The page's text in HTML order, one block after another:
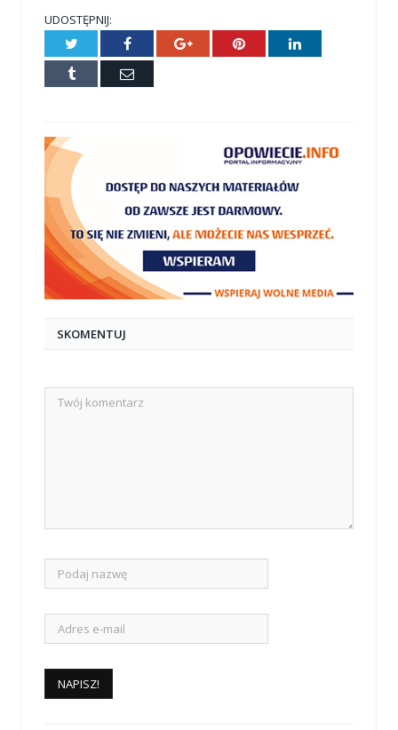
UDOSTĘPNIJ:
Twitter Facebook Google+ Pinterest LinkedIn
Tumblr
E-
SKOMENTUJ